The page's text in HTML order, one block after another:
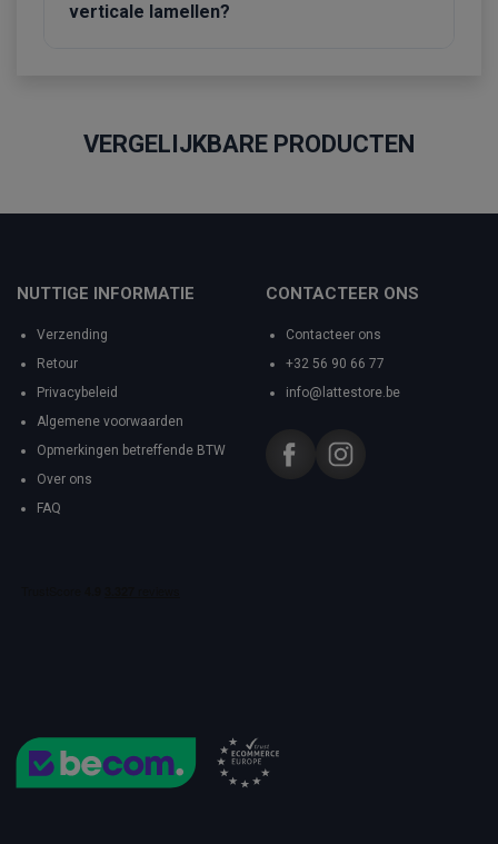
verticale lamellen?
VERGELIJKBARE PRODUCTEN
NUTTIGE INFORMATIE
Verzending
Retour
Privacybeleid
Algemene voorwaarden
Opmerkingen betreffende BTW
Over ons
FAQ
CONTACTEER ONS
Contacteer ons
+32 56 90 66 77
info@lattestore.be